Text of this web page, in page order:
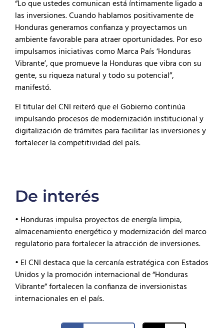
“Lo que ustedes comunican está íntimamente ligado a
las inversiones. Cuando hablamos positivamente de
Honduras generamos confianza y proyectamos un
ambiente favorable para atraer oportunidades. Por eso
impulsamos iniciativas como Marca País ‘Honduras
Vibrante’, que promueve la Honduras que vibra con su
gente, su riqueza natural y todo su potencial”,
manifestó.
El titular del CNI reiteró que el Gobierno continúa
impulsando procesos de modernización institucional y
digitalización de trámites para facilitar las inversiones y
fortalecer la competitividad del país.
De interés
• Honduras impulsa proyectos de energía limpia,
almacenamiento energético y modernización del marco
regulatorio para fortalecer la atracción de inversiones.
• El CNI destaca que la cercanía estratégica con Estados
Unidos y la promoción internacional de “Honduras
Vibrante” fortalecen la confianza de inversionistas
internacionales en el país.